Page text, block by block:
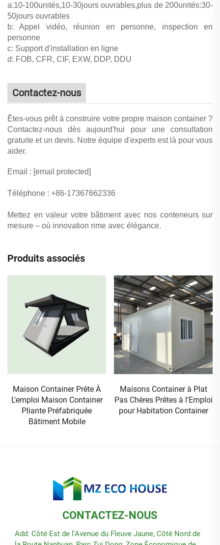
a:10-100unités,10-30jours ouvrables,plus de 200unités:30-
50jours ouvrables
b: Appel vidéo, réunion en personne, inspection en
personne
c: Support d'installation en ligne
d: FOB, CFR, CIF, EXW, DDP, DDU
Contactez-nous
Êtes-vous prêt à construire votre propre maison container ?
Contactez-nous dès aujourd'hui pour une consultation
gratuite et un devis. Notre équipe d'experts est là pour vous
aider.
Email : [email protected]
Téléphone : +86-17367662336
Mettez en valeur votre bâtiment avec nos conteneurs sur
mesure – où innovation rime avec élégance.
Produits associés
Maison Container Prête À
L'emploi Maison Container
Pliante Préfabriquée
Bâtiment Mobile
Maisons Container à Plat
Pas Chères Prêtes à l'Emploi
pour Habitation Container
CONTACTEZ-NOUS
Add: Côté Est de l'Avenue du Fleuve Jaune, Côté Nord de